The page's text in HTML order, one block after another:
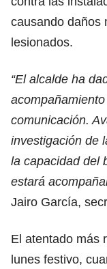
causando daños
lesionados.
“El alcalde ha
comunicación.
investigación de
la capacidad del
estará
Jairo García,
El atentado más
lunes festivo,